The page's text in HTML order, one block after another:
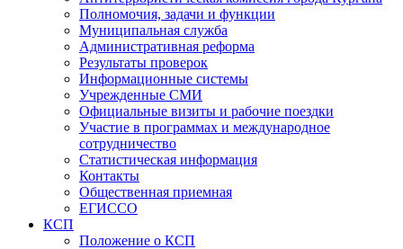
Полномочия, задачи и функции
Муниципальная служба
Административная реформа
Результаты проверок
Информационные системы
Учрежденные СМИ
Официальные визиты и рабочие поездки
Участие в программах и международное
сотрудничество
Статистическая информация
Контакты
Общественная приемная
ЕГИССО
КСП
Положение о КСП